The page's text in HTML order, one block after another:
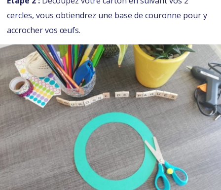
cercles, vous obtiendrez une base de couronne pour y
accrocher vos œufs.